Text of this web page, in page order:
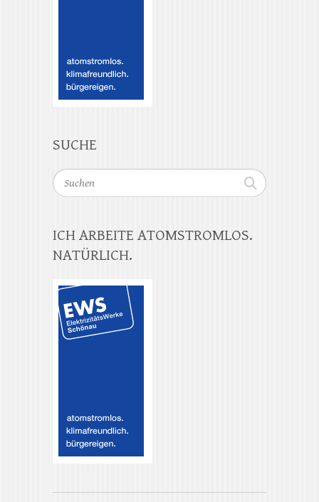
SUCHE
Suchen
ICH ARBEITE ATOMSTROMLOS.
NATÜRLICH.